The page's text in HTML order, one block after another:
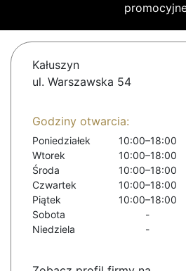
Kałuszyn
ul. Warszawska 54
Godziny otwarcia:
Poniedziałek
10:00–18:00
Wtorek
10:00–18:00
Środa
10:00–18:00
Czwartek
10:00–18:00
Piątek
10:00–18:00
Sobota
-
Niedziela
-